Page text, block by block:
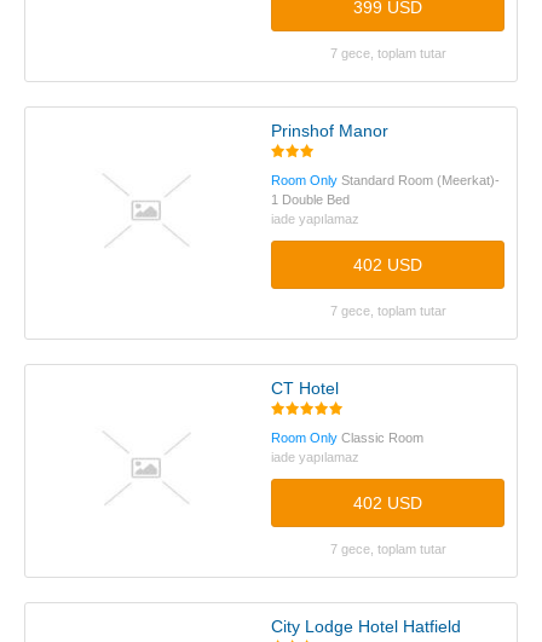
399 USD
7 gece, toplam tutar
Prinshof Manor
Room Only Standard Room (Meerkat)-
1 Double Bed
iade yapılamaz
402 USD
7 gece, toplam tutar
CT Hotel
Room Only Classic Room
iade yapılamaz
402 USD
7 gece, toplam tutar
City Lodge Hotel Hatfield